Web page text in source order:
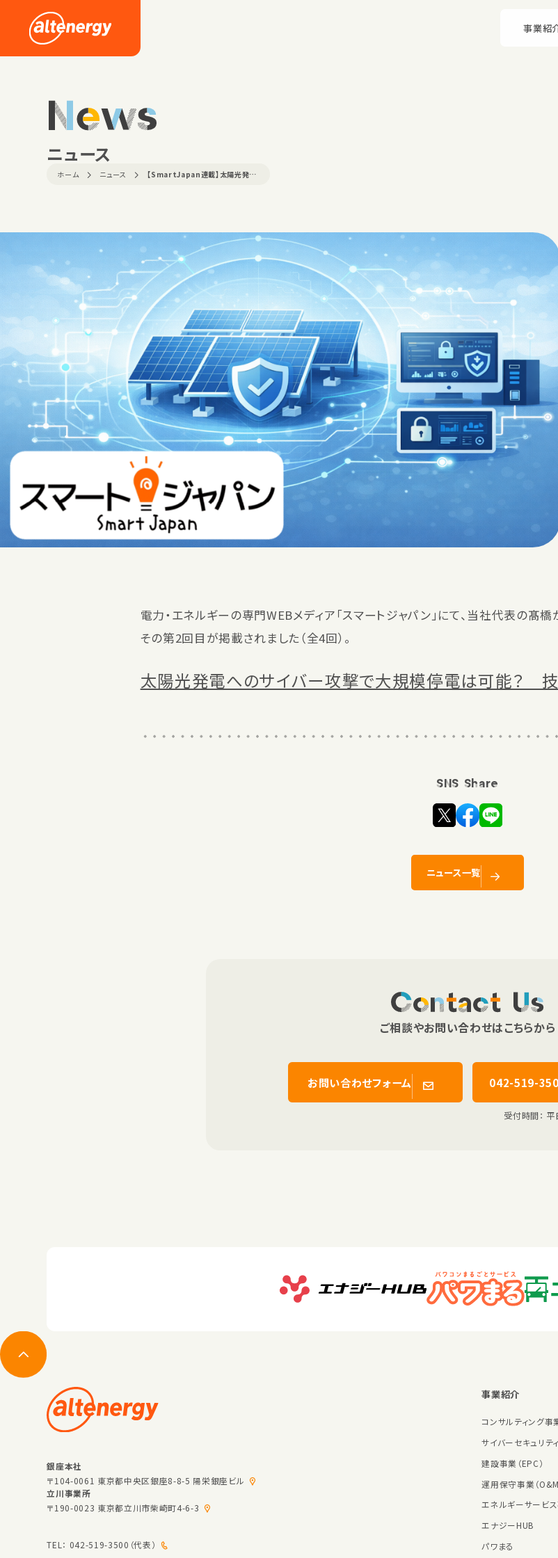
事業紹
News
ニュース
ホーム ニュース 【SmartJapan連載】太陽光発電の…
電力・エネルギーの専門WEBメディア「スマートジャパン」にて、当社代表の髙橋
その第2回目が掲載されました（全4回）。
太陽光発電へのサイバー攻撃で大規模停電は可能？
SNS Share
ニュース一覧
Contact Us
ご相談やお問い合わせはこちらから
お問い合わせフォーム 042-519-3500
受付時間：
銀座本社
〒104-0061 東京都中央区銀座8-8-5 陽栄銀座ビル
立川事業所
〒190-0023 東京都立川市柴崎町4-6-3
TEL： 042-519-3500（代表）
事業紹介
コンサルティング事
サイバーセキュリテ
建設事業（EPC）
運用保守事業（O&M
エネルギーサービス
エナジーHUB
パワまる